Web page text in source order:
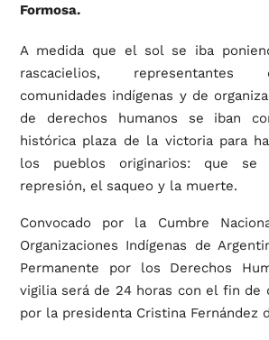
Formosa.
A medida que el sol se iba
rascacielios,
comunidades indígenas y de
de derechos humanos se iban
histórica plaza de la victoria para
los pueblos originarios: que
represión, el saqueo y la muerte.
Convocado por la Cumbre
Organizaciones Indígenas de
Permanente por los Derechos
vigilia será de 24 horas con el fin de
por la presidenta Cristina Fernández